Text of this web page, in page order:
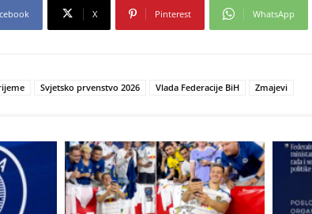
X Pinterest WhatsApp
Svjetsko prvenstvo 2026 Vlada Federacije BiH Zmajevi